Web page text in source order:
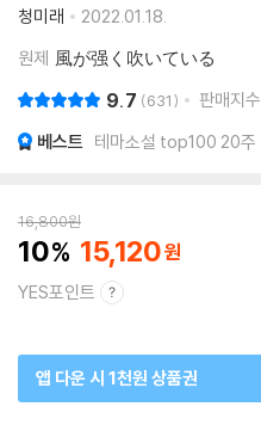
청미래
2022.01.18.
원제 風が强く吹いている
9.7 631 판매지수
베스트 테마소설 top100 20주
16,800원
10 15,120
YES포인트
앱 다운 시 1천원 상품권